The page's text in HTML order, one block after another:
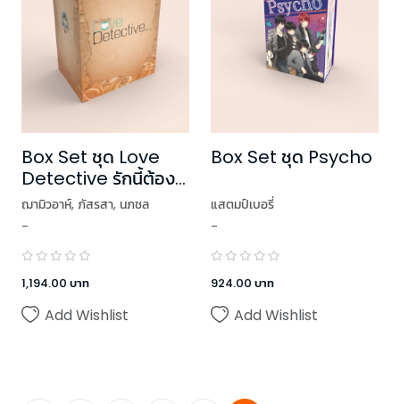
Box Set ชุด Love
Detective รักนี้ต้อง
สืบ
ฌามิวอาห์, ภัสรสา, นภชล
,
-
1,194.00 บาท
Add Wishlist
Box Set ชุด Psycho
แสตมป์เบอรี่
-
924.00 บาท
Add Wishlist